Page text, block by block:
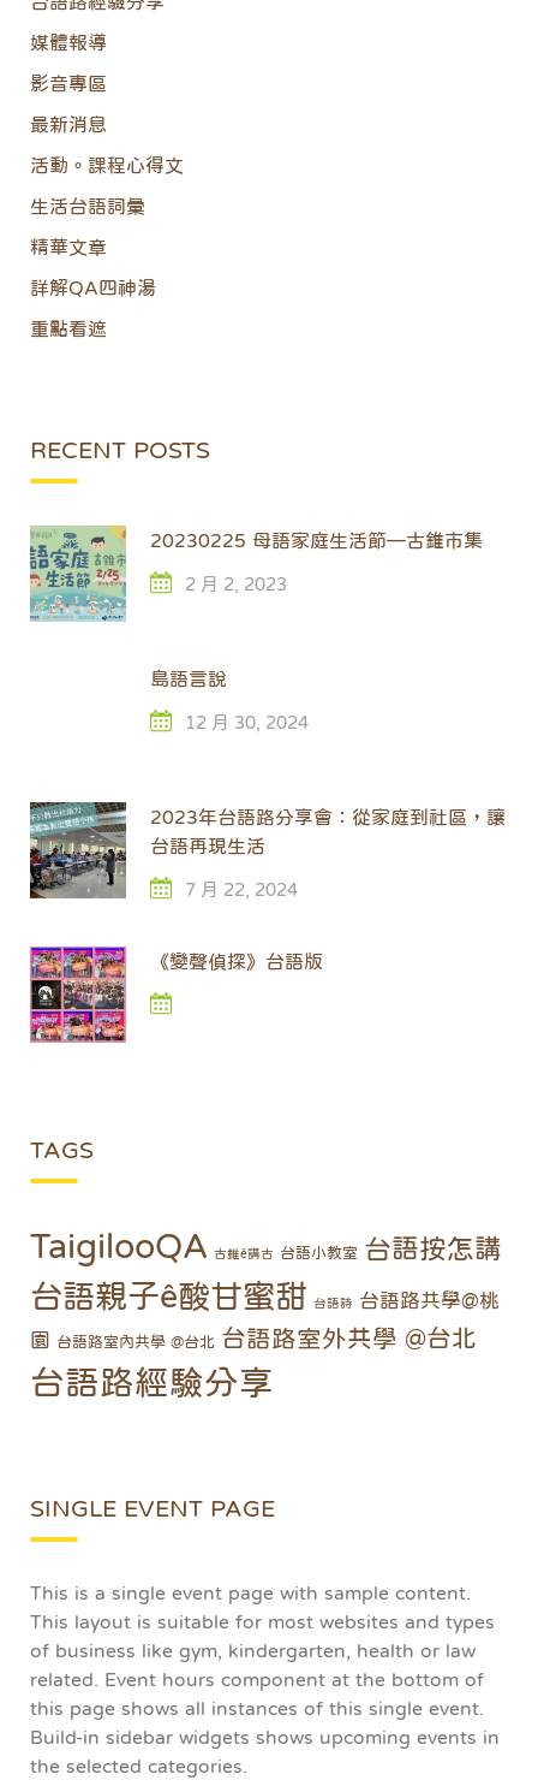
媒體報導
影音專區
最新消息
活動。課程心得文
生活台語詞彙
精華文章
詳解QA四神湯
重點看遮
RECENT POSTS
20230225 母語家庭生活節—古錐市集
2 月 2, 2023
島語言說
12 月 30, 2024
2023年台語路分享會：從家庭到社區，讓
台語再現生活
7 月 22, 2024
《變聲偵探》台語版
TAGS
TaigilooQA 古錐ê講古 台語小教室 台語按怎講
台語親子ê酸甘蜜甜 台語詩
台語路共學@桃
園
台語路室內共學 @台北 台語路室外共學 @台北
台語路經驗分享
SINGLE EVENT PAGE
This is a single event page with sample content.
This layout is suitable for most websites and types
of business like gym, kindergarten, health or law
related. Event hours component at the bottom of
this page shows all instances of this single event.
Build-in sidebar widgets shows upcoming events in
the selected categories.